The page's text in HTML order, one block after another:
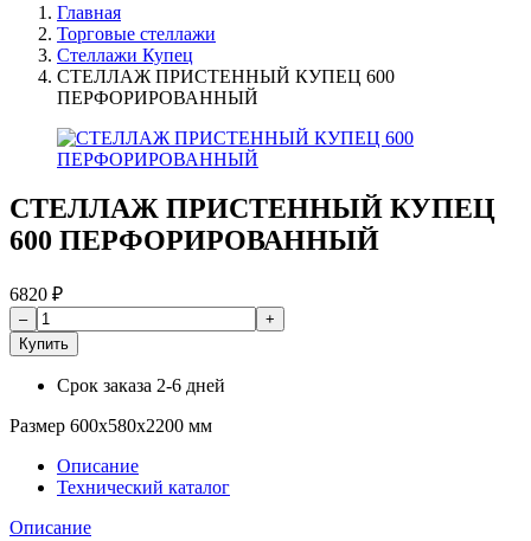
Главная
Торговые стеллажи
Стеллажи Купец
СТЕЛЛАЖ ПРИСТЕННЫЙ КУПЕЦ 600
ПЕРФОРИРОВАННЫЙ
СТЕЛЛАЖ ПРИСТЕННЫЙ КУПЕЦ
600 ПЕРФОРИРОВАННЫЙ
6820 ₽
Купить
Срок заказа 2-6 дней
Размер 600х580х2200 мм
Описание
Технический каталог
Описание